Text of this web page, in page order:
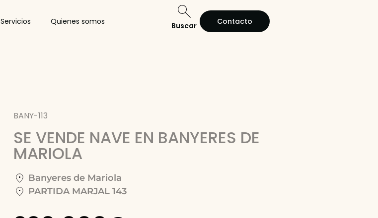
Servicios Quienes somos Buscar Contacto
BANY-113
SE VENDE NAVE EN BANYERES DE
MARIOLA
Banyeres de Mariola
PARTIDA MARJAL 143